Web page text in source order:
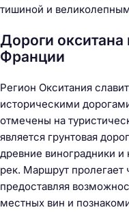
тишиной и
Дороги
Франции
Регион Окситания
историческими
отмечены на
является грунтовая
древние виноградники
рек. Маршрут пролегает
предоставляя
местных вин и